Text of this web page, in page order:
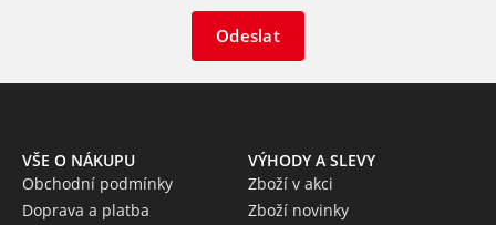
Odeslat
VŠE O NÁKUPU
Obchodní podmínky
Doprava a platba
VÝHODY A SLEVY
Zboží v akci
Zboží novinky